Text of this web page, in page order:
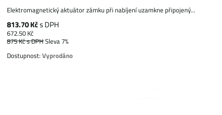
Elektromagnetický aktuátor zámku při nabíjení uzamkne připojený...
813.70 Kčs DPH
672.50 Kč
875 Kčs DPHSleva 7%
Dostupnost:Vyprodáno